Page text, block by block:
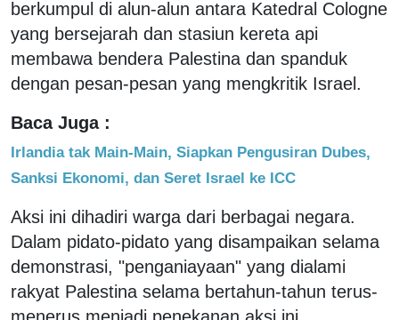
berkumpul di alun-alun antara Katedral Cologne
yang bersejarah dan stasiun kereta api
membawa bendera Palestina dan spanduk
dengan pesan-pesan yang mengkritik Israel.
Baca Juga :
Irlandia tak Main-Main, Siapkan Pengusiran Dubes,
Sanksi Ekonomi, dan Seret Israel ke ICC
Aksi ini dihadiri warga dari berbagai negara.
Dalam pidato-pidato yang disampaikan selama
demonstrasi, "penganiayaan" yang dialami
rakyat Palestina selama bertahun-tahun terus-